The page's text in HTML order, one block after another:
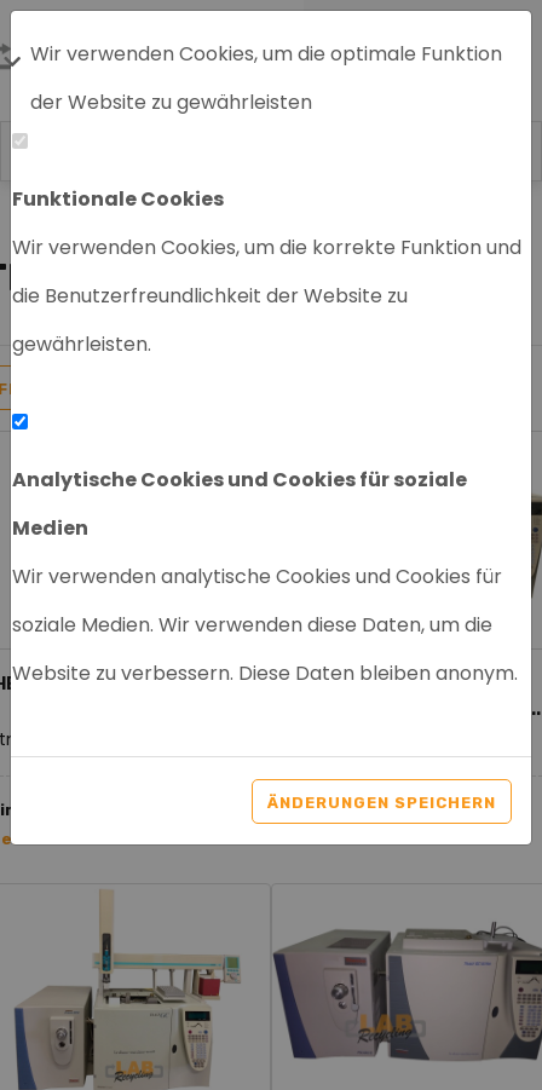
Wir verwenden Cookies, um die optimale Funktion
der Website zu gewährleisten
Funktionale Cookies
Wir verwenden Cookies, um die korrekte Funktion und
die Benutzerfreundlichkeit der Website zu
gewährleisten.
Analytische Cookies und Cookies für soziale
Medien
Wir verwenden analytische Cookies und Cookies für
soziale Medien. Wir verwenden diese Daten, um die
Website zu verbessern. Diese Daten bleiben anonym.
ÄNDERUNGEN SPEICHERN
Home GC/MS System
SCIENTIFIC GC/MS
TSQ QUANTUM XLS
9034
Angebot
Informationen >
THERMO SCIENTIFIC GC/MS
TRACE- ULTRA INTERCIENCE -
Neu im Angebot